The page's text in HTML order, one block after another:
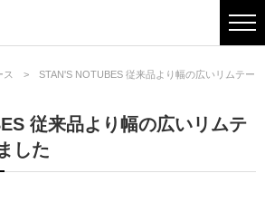
ス STAN'S NOTUBES 従来品より幅の広いリムテー
従来品より幅の広いリムテ
した